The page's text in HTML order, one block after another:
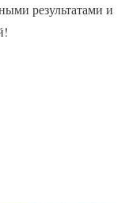
результатами и